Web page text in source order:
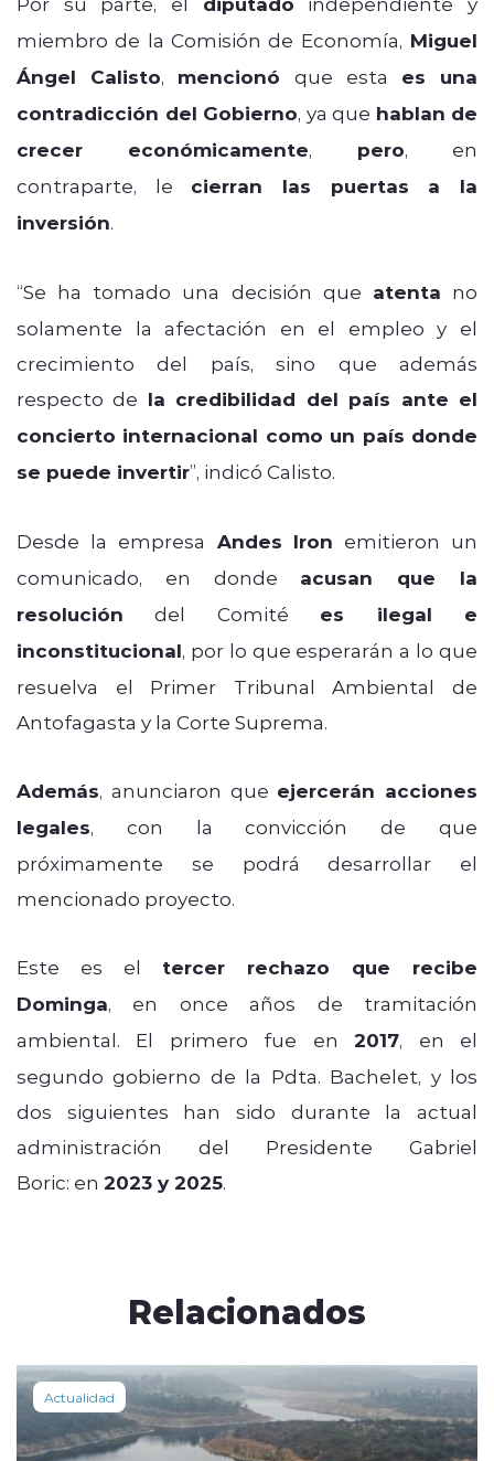
miembro de la Comisión de Economía, Miguel
Ángel Calisto, mencionó que esta es una
contradicción del Gobierno, ya que hablan de
crecer económicamente, pero, en
contraparte, le cierran las puertas a la
inversión.
“Se ha tomado una decisión que atenta no
solamente la afectación en el empleo y el
crecimiento del país, sino que además
respecto de la credibilidad del país ante el
concierto internacional como un país donde
se puede invertir”, indicó Calisto.
Desde la empresa Andes Iron emitieron un
comunicado, en donde acusan que la
resolución del Comité es ilegal e
inconstitucional, por lo que esperarán a lo que
resuelva el Primer Tribunal Ambiental de
Antofagasta y la Corte Suprema.
Además, anunciaron que ejercerán acciones
legales, con la convicción de que
próximamente se podrá desarrollar el
mencionado proyecto.
Este es el tercer rechazo que recibe
Dominga, en once años de tramitación
ambiental. El primero fue en2017, en el
segundo gobierno de la Pdta. Bachelet, y los
dos siguientes han sido durante la actual
administración del Presidente Gabriel
Boric: en 2023 y 2025.
Relacionados
Actualidad